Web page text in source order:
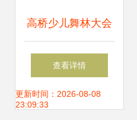
高桥少儿舞林大会
今日火热开赛，
2888元现金奖学金
查看详情
更新时间：2026-08-08
23:09:33